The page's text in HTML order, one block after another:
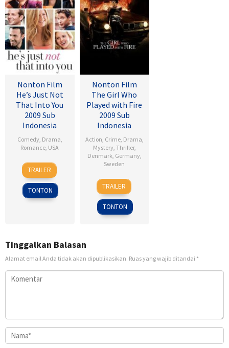
Nonton Film
He’s Just Not
That Into You
2009 Sub
Indonesia
Comedy, Drama,
Romance, USA
6
Feb
2009
Ken
Kwapis
TRAILER
TONTON
Nonton Film
The Girl Who
Played with Fire
2009 Sub
Indonesia
Action, Crime, Drama,
Mystery, Thriller,
Denmark, Germany,
Sweden
18
Sep
2009
Daniel
Alfredson
TRAILER
TONTON
Tinggalkan Balasan
Alamat email Anda tidak akan dipublikasikan. Ruas yang wajib ditandai *